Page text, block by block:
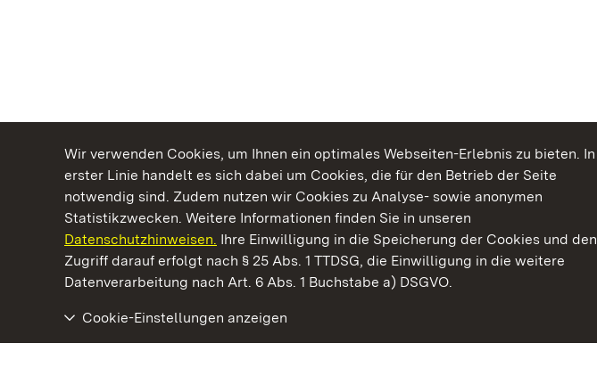
Wir verwenden Cookies, um Ihnen ein optimales Webseiten-Erlebnis zu bieten. In
erster Linie handelt es sich dabei um Cookies, die für den Betrieb der Seite
notwendig sind. Zudem nutzen wir Cookies zu Analyse- sowie anonymen
Statistikzwecken. Weitere Informationen finden Sie in unseren
Datenschutzhinweisen. Ihre Einwilligung in die Speicherung der Cookies und den
Zugriff darauf erfolgt nach § 25 Abs. 1 TTDSG, die Einwilligung in die weitere
Datenverarbeitung nach Art. 6 Abs. 1 Buchstabe a) DSGVO.
Cookie-Einstellungen anzeigen
Kommen. Staunen. Genießen.